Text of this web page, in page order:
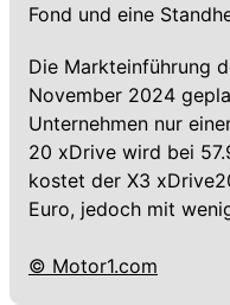
Fond und eine
Die Markteinführung
November 2024
Unternehmen nur
20 xDrive wird bei
kostet der X3
Euro, jedoch mit
© Motor1.com